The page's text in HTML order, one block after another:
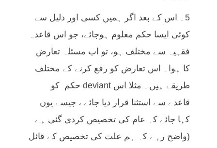
5۔ اس کے بعد اگر ہمیں کسی اور دلیل سے
کوئی ایسا حکم معلوم ہوجائے، جو اس قاعدہ
فقہیہ سے مختلف ہو، تو اب مسئلہ تعارض
کا ہوا۔ اس تعارض کو رفع کرنے کے مختلف
طریقے ہیں۔ مثلا اس deviant حکم کو
قاعدے سے استثنا قرار دیا جائے ، جیسے یوں
کہا جائے کہ عام کی تخصیص کردی گئی ہے
(واضح رہے کہ ہم علت کی تخصیص کے قائل